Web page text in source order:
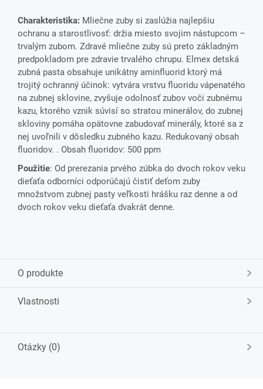
Charakteristika: Mliečne zuby si zaslúžia najlepšiu
ochranu a starostlivosť: držia miesto svojim nástupcom –
trvalým zubom. Zdravé mliečne zuby sú preto základným
predpokladom pre zdravie trvalého chrupu. Elmex detská
zubná pasta obsahuje unikátny aminfluorid ktorý má
trojitý ochranný účinok: vytvára vrstvu fluoridu vápenatého
na zubnej sklovine, zvyšuje odolnosť zubov voči zubnému
kazu, ktorého vznik súvisí so stratou minerálov, do zubnej
skloviny pomáha opätovne zabudovať minerály, ktoré sa z
nej uvoľnili v dôsledku zubného kazu. Redukovaný obsah
fluoridov. . Obsah fluoridov: 500 ppm
Použitie: Od prerezania prvého zúbka do dvoch rokov veku
dieťaťa odborníci odporúčajú čistiť deťom zuby
množstvom zubnej pasty veľkosti hrášku raz denne a od
dvoch rokov veku dieťaťa dvakrát denne.
O produkte
Vlastnosti
Otázky (0)